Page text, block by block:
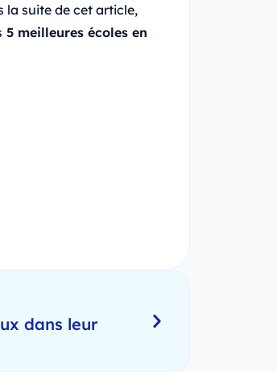
la suite de cet article,
5 meilleures écoles en
dans leur